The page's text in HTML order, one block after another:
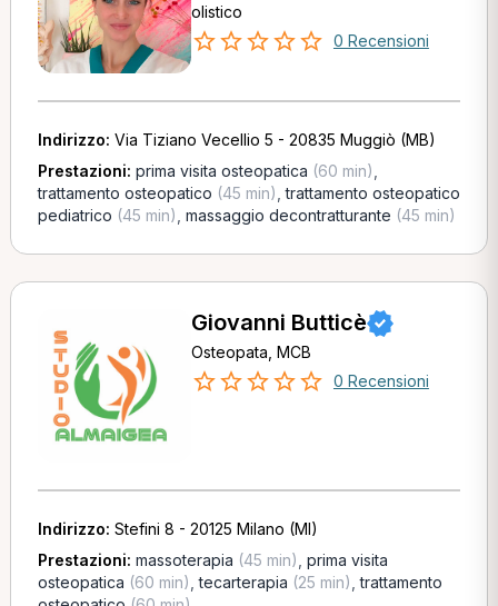
olistico
0 Recensioni
Indirizzo: Via Tiziano Vecellio 5 - 20835 Muggiò (MB)
Prestazioni: prima visita osteopatica (60 min)
trattamento osteopatico (45 min) ,trattamento osteopatico
pediatrico (45 min) massaggio decontratturante (45 min)
Giovanni Butticè
Osteopata, MCB
0 Recensioni
Indirizzo: Stefini 8 - 20125 Milano (MI)
Prestazioni: massoterapia (45 min) prima visita
osteopatica (60 min) ,tecarterapia (25 min) ,trattamento